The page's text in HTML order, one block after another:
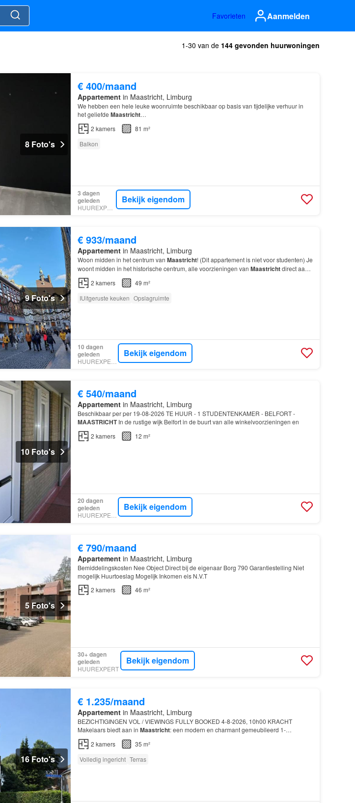
Favorieten Aanmelden
1-30 van de 144 gevonden huurwoningen
8 Foto's
€ 400/maand
Appartementin Maastricht, Limburg
We hebben een hele leuke woonruimte beschikbaar op basis van tijdelijke verhuur in
het geliefde Maastricht…
2 kamers
81 m²
Balkon
3 dagen
geleden
HUUREXPERT
Bekijk eigendom
9 Foto's
€ 933/maand
Appartementin Maastricht, Limburg
Woon midden in het centrum van Maastricht! (Dit appartement is niet voor studenten) Je
woont midden in het historische centrum, alle voorzieningen van Maastrichtdirect aan
je voeten.
2 kamers
49 m²
IUitgeruste keuken Opslagruimte
10 dagen
geleden
Bekijk eigendom
10 Foto's
€ 540/maand
Appartementin Maastricht, Limburg
Beschikbaar per per 19-08-2026 TE HUUR - 1 STUDENTENKAMER - BELFORT -
MAASTRICHTIn de rustige wijk Belfort in de buurt van alle winkelvoorzieningen en
2 kamers 12 m²
20 dagen
geleden
Bekijk eigendom
5 Foto's
€ 790/maand
Appartementin Maastricht, Limburg
Bemiddelingskosten Nee Object Direct bij de eigenaar Borg 790 Garantiestelling Niet
mogelijk Huurtoeslag Mogelijk Inkomen eis N.V.T
2 kamers 46 m²
30+ dagen
geleden
HUUREXPERT
Bekijk eigendom
16 Foto's
€ 1.235/maand
Appartementin Maastricht, Limburg
BEZICHTIGINGEN VOL / VIEWINGS FULLY BOOKED 4-8-2026, 10h00 KRACHT
Makelaars biedt aan in Maastricht: een modern en charmant gemeubileerd 1-
slaapkamer appartement appartement is gesitueerd op begane grond van een
hoekpand (bes…
2 kamers
35 m²
Volledig ingericht Terras